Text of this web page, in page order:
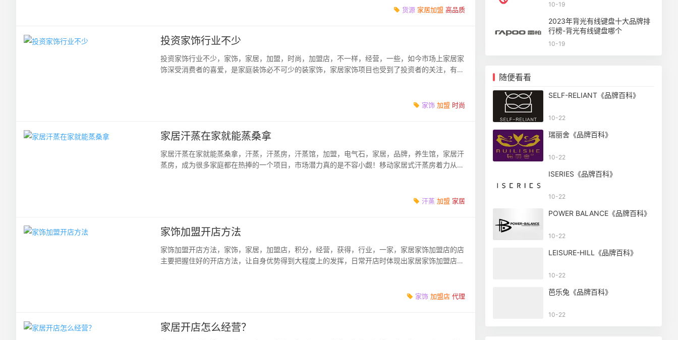
货源 家居加盟 高品质
投资家饰行业不少
投资家饰行业不少，家饰，家居，加盟，时尚，加盟店，不一样，经营，一些，如今市场上家居家
饰深受消费者的喜爱，是家庭装饰必不可少的装家饰，家居家饰项目也受到了投资者的关注，有不
家饰 加盟 时尚
家居汗蒸在家就能蒸桑拿
家居汗蒸在家就能蒸桑拿，汗蒸，汗蒸房，汗蒸馆，加盟，电气石，家居，品牌，养生馆，家居汗
蒸房，成为很多家庭都在热捧的一个项目，市场潜力真的是不容小觑！移动家居式汗蒸房着力从客
汗蒸 加盟 家居
家饰加盟开店方法
家饰加盟开店方法，家饰，家居，加盟店，积分，经营，获得，行业，一家，家居家饰加盟店的店
主要把握住好的开店方法，让自身优势得到大程度上的发挥，日常开店时体现出家居家饰加盟店的
家饰 加盟店 代理
家居开店怎么经营？
10-19
2023年背光有线键盘十大品牌排
行榜-背光有线键盘哪个
10-19
随便看看
SELF-RELIANT《品牌百科》
10-22
瑞丽舍《品牌百科》
10-22
ISERIES《品牌百科》
10-22
POWER BALANCE《品牌百科》
10-22
LEISURE-HILL《品牌百科》
10-22
芭乐兔《品牌百科》
10-22